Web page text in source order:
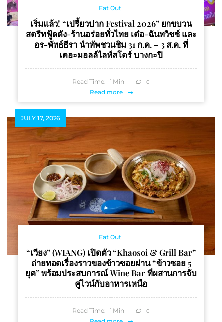
Eat Out
เริ่มแล้ว! “เปรี้ยวปาก Festival 2026” ยกขบวน
สตรีทฟู้ดดัง-ร้านอร่อยทั่วไทย เต๋อ-ฉันทวิชช์ และ
อร-พัทธ์ธีรา นำทัพชวนชิม 31 ก.ค. – 3 ส.ค. ที่
เดอะมอลล์ไลฟ์สโตร์ บางกะปิ
Read Time: 1 Min 0
Read more
JULY 17, 2026
Eat Out
“เวียง” (WIANG) เปิดตัว “Khaosoi & Grill Bar”
ถ่ายทอดเรื่องราวของข้าวซอยผ่าน “ข้าวซอย 5
ยุค” พร้อมประสบการณ์ Wine Bar ที่ผสานการจับ
คู่ไวน์กับอาหารเหนือ
Read Time: 1 Min 0